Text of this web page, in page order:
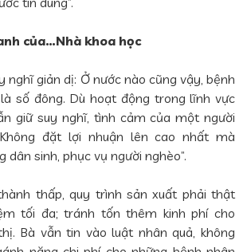
của…Nhà khoa học
nghĩ giản dị: Ở nước nào cũng vậy, bệnh
số đông. Dù hoạt động trong lĩnh vực
giữ suy nghĩ, tình cảm của một người
đặt lợi nhuận lên cao nhất mà
dân sinh, phục vụ người nghèo”.
thấp, quy trình sản xuất phải thật
tối đa; tránh tốn thêm kinh phí cho
Bà vẫn tin vào luật nhân quả, không